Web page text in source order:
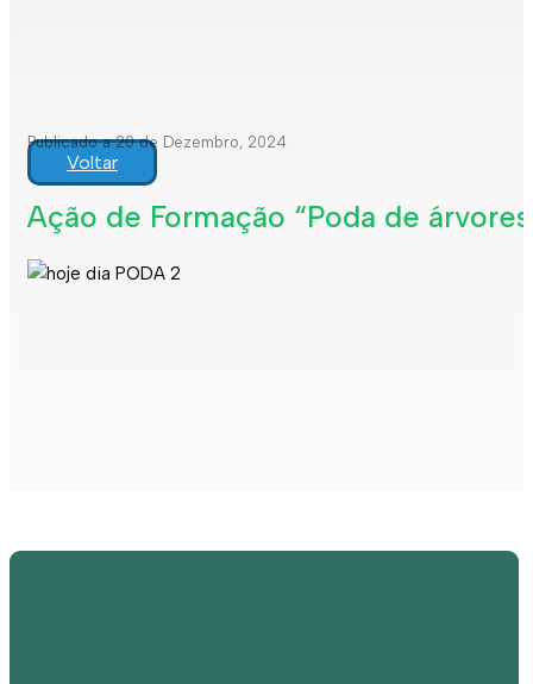
Publicado a 20 de Dezembro, 2024
Voltar
Ação de Formação “Poda de